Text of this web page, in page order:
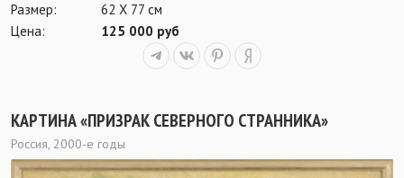
Размер:
62 Х 77 см
Цена:
125 000 руб
КАРТИНА «ПРИЗРАК СЕВЕРНОГО СТРАННИКА»
Россия, 2000-е годы